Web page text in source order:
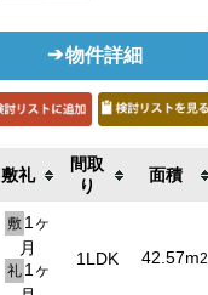
物件詳細
敷礼
間取
り
面積
敷 1ヶ
月
礼 1ヶ
1LDK 42.57m2